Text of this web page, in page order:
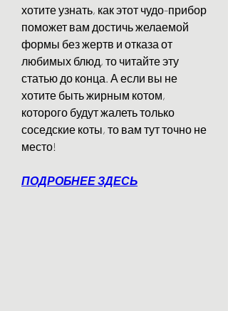
хотите узнать, как этот чудо-прибор
поможет вам достичь желаемой
формы без жертв и отказа от
любимых блюд, то читайте эту
статью до конца. А если вы не
хотите быть жирным котом,
которого будут жалеть только
соседские коты, то вам тут точно не
место!
ПОДРОБНЕЕ ЗДЕСЬ